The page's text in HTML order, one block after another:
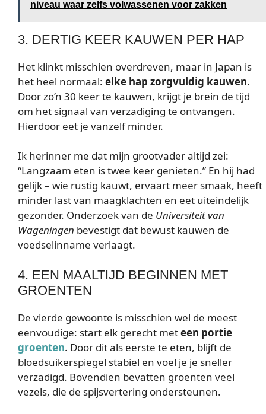
niveau waar zelfs volwassenen voor zakken
3. DERTIG KEER KAUWEN PER HAP
Het klinkt misschien overdreven, maar in Japan is
het heel normaal: elke hap zorgvuldig kauwen.
Door zo’n 30 keer te kauwen, krijgt je brein de tijd
om het signaal van verzadiging te ontvangen.
Hierdoor eet je vanzelf minder.
Ik herinner me dat mijn grootvader altijd zei:
“Langzaam eten is twee keer genieten.” En hij had
gelijk – wie rustig kauwt, ervaart meer smaak, heeft
minder last van maagklachten en eet uiteindelijk
gezonder. Onderzoek van de Universiteit van
Wageningen bevestigt dat bewust kauwen de
voedselinname verlaagt.
4. EEN MAALTIJD BEGINNEN MET
GROENTEN
De vierde gewoonte is misschien wel de meest
eenvoudige: start elk gerecht meteen portie
groenten. Door dit als eerste te eten, blijft de
bloedsuikerspiegel stabiel en voel je je sneller
verzadigd. Bovendien bevatten groenten veel
vezels, die de spijsvertering ondersteunen.